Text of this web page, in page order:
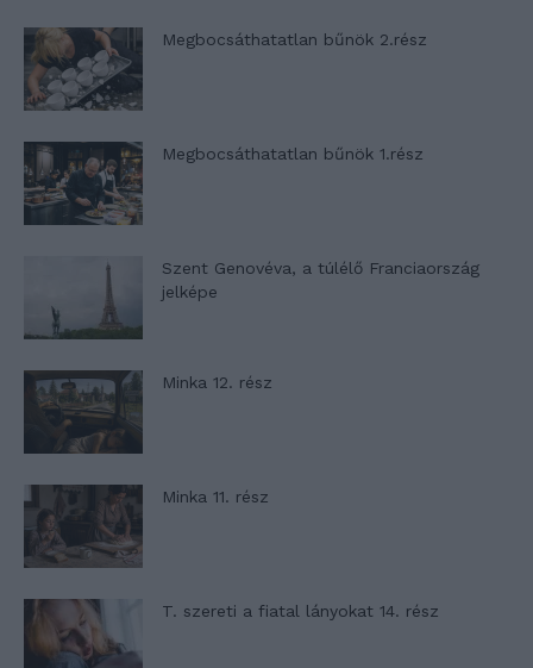
Megbocsáthatatlan bűnök 2.rész
Megbocsáthatatlan bűnök 1.rész
Szent Genovéva, a túlélő Franciaország
jelképe
Minka 12. rész
Minka 11. rész
T. szereti a fiatal lányokat 14. rész